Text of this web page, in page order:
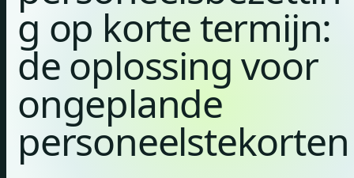
g op korte termijn:
de oplossing voor
ongeplande
personeelstekorten